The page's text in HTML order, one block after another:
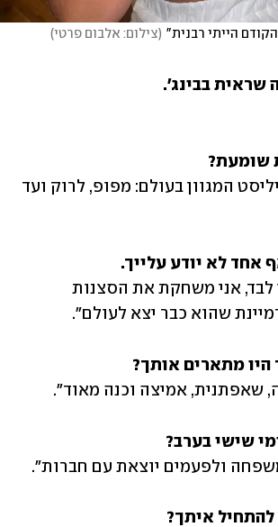
הקודם הייתי רבנית" (צילום: אלבום פרטי)
שראית בבינג'.
שומעת?
אחד לא יודע עלייך.
שהוא כבר יצא לעולם".
היו מתארים אותך?
שאפתנית, אמיצה וכנה מאוד".
שישי בערב?
ולפעמים יוצאת עם חברות".
איתך?